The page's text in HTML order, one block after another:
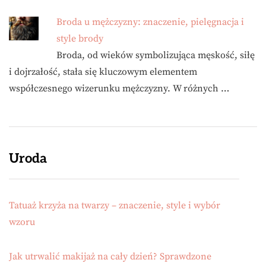
Broda u mężczyzny: znaczenie, pielęgnacja i
style brody
Broda, od wieków symbolizująca męskość, siłę
i dojrzałość, stała się kluczowym elementem
współczesnego wizerunku mężczyzny. W różnych …
Uroda
Tatuaż krzyża na twarzy – znaczenie, style i wybór
wzoru
Jak utrwalić makijaż na cały dzień? Sprawdzone